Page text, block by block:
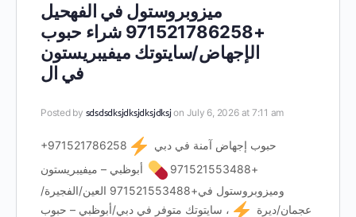
ميزوبروستول في الفهحيل
+971521786258 شراء حبوب
الإجهاض/سايتوتك ميفيبريستون
في ال
Posted by sdsdsdksjdksjdksjdksj on July 6, 2026 at 7:11 am
+971521786258حبوب إجهاض آمنة في دبي
+971521553488
أبوظبي – ميفيبريستون
وميزوبروستول في+971521553488 العين/الفجيرة/
عجمان/ديرة
، سايتوتك متوفر في دبي/أبوظبي – حبوب